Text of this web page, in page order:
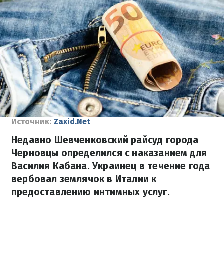
Источник: Zaxid.Net
Недавно Шевченковский райсуд города
Черновцы определился с наказанием для
Василия Кабана. Украинец в течение года
вербовал землячок в Италии к
предоставлению интимных услуг.